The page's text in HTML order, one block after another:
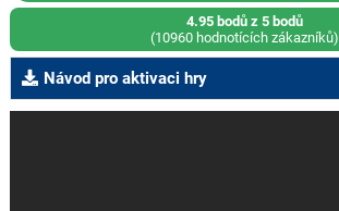
4.95 bodů z 5 bodů
(10960 hodnotících zákazníků)
Návod pro aktivaci hry